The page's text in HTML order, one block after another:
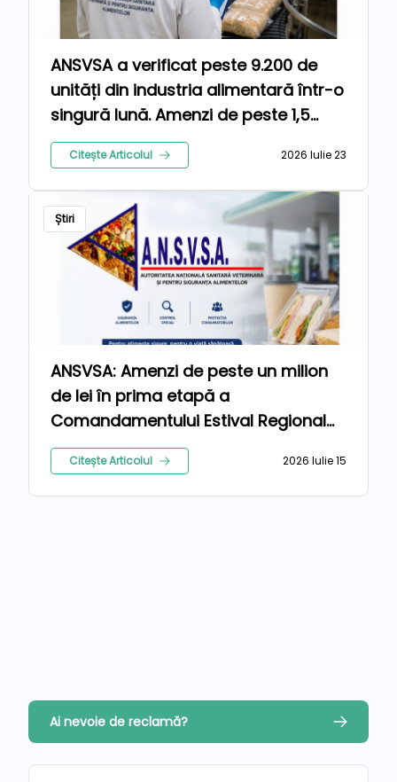
ANSVSA a verificat peste 9.200 de
unități din industria alimentară într-o
singură lună. Amenzi de peste 1,5
milioane de lei pentru nereguli
Citește Articolul 2026 Iulie 23
Știri
ANSVSA: Amenzi de peste un milion
de lei în prima etapă a
Comandamentului Estival Regional
2026
Citește Articolul 2026 Iulie 15
Ai nevoie de reclamă?